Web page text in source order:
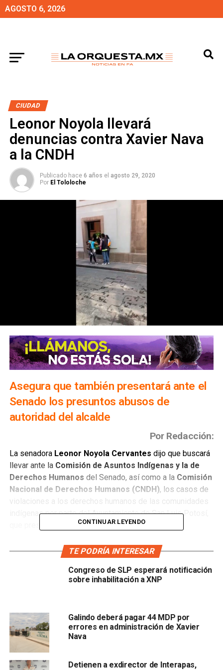
AGOSTO 6, 2026
CIUDAD
Leonor Noyola llevará
denuncias contra Xavier Nava
a la CNDH
Publicado hace 6 años el agosto 29, 2020
Por El Tololoche
Asegura que también presentará ante el
Senado los presuntos abusos de
autoridad del alcalde
Por Redacción:
La senadora Leonor Noyola Cervantes dijo que buscará
llevar ante la Comisión de Asuntos Indígenas y la de
Derechos Humanos del Senado, así como a la Comisión
Nacional de Derechos Humanos (CNDH), los casos de
violaciones a los derechos humanos de las comunidades
indígenas por parte del Ayuntamiento de San Luis Potosí,
que preside Xavier Nava Palacios.
La congresista condenó el hecho ocurrido el viernes,
cuando inspectores del Ayuntamiento de la capital
reprimieron a una vendedora de flores en el Centro
Histórico, el cual, dijo, “es un caso más de abuso por parte
Histórico dirigida porRocío Zavala García”.
“No es la primera vez que el ayuntamiento de
Navamaltrata a los comerciantes y comunidades
indígenas, es inadmisible que ocurran casos como el del
CONTINUAR LEYENDO
TE PODRÍA INTERESAR
Congreso de SLP esperará notificación
sobre inhabilitación a XNP
Galindo deberá pagar 44 MDP por
errores en administración de Xavier
Nava
Detienen a exdirector de Interapas,